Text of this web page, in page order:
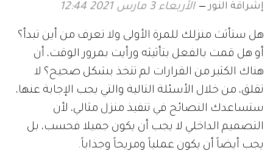
إشراقة النور الأربعاء 3 مارس 2021 12:44
هل ستأثث منزلك للمرة الأولى ولا تعرف من أين تبدأ؟
أو هل قمت بالفعل بتأثيثه ورأيت بمرور الوقت، أن
هناك الكثير من القرارات لم تتخذ بشكل صحيح؟ لا
تقلق، من خلال الأسئلة التالية والتي يجب الإجابة عنها،
ستساعدك النصائح في تنفيذ منزل مثالي، لأن
التصميم الداخلي لا يجب أن يكون جميلا فحسب، بل
يجب أيضاً أن يكون عملياً ومريحاً وجذاباً.